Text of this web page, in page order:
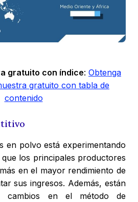
gratuito con índice: Obtenga
gratuito con tabla de
contenido
en polvo está experimentando
los principales productores
en el mayor rendimiento de
sus ingresos. Además, están
cambios en el método de